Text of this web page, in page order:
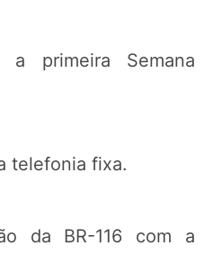
a primeira Semana
telefonia fixa.
da BR-116 com a